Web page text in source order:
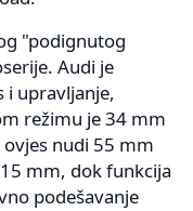
"podignutog
Audi je
i upravljanje,
režimu je 34 mm
nudi 55 mm
mm, dok funkcija
podešavanje